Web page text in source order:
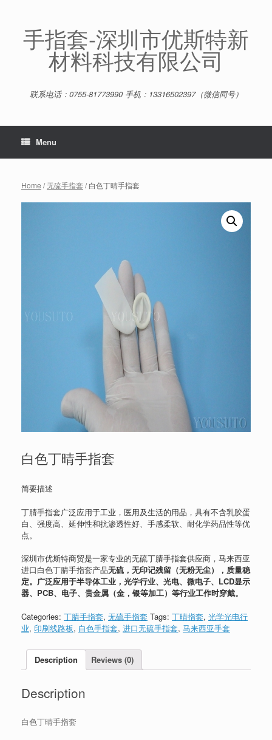
content手指套-深圳市优斯特新
材料科技有限公司
联系电话：0755-81773990 手机：13316502397（微信同号）
Menu
Home /无硫手指套 / 白色丁晴手指套
白色丁晴手指套
简要描述
丁腈手指套广泛应用于工业，医用及生活的用品，具有不含乳胶蛋
白、强度高、延伸性和抗渗透性好、手感柔软、耐化学药品性等优
点。
深圳市优斯特商贸是一家专业的无硫丁腈手指套供应商，马来西亚
进口白色丁腈手指套产品无硫，无印记残留（无粉无尘），质量稳
定。广泛应用于半导体工业，光学行业、光电、微电子、LCD显示
器、PCB、电子、贵金属（金，银等加工）等行业工作时穿戴。
Categories: 丁腈手指套, 无硫手指套 Tags: 丁晴指套, 光学光电行
业, 印刷线路板, 白色手指套, 进口无硫手指套, 马来西亚手套
Description Reviews (0)
Description
白色丁晴手指套